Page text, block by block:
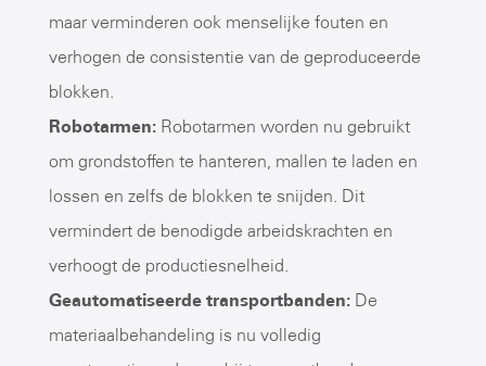
maar verminderen ook menselijke fouten en
verhogen de consistentie van de geproduceerde
blokken.
Robotarmen: Robotarmen worden nu gebruikt
om grondstoffen te hanteren, mallen te laden en
lossen en zelfs de blokken te snijden. Dit
vermindert de benodigde arbeidskrachten en
verhoogt de productiesnelheid.
Geautomatiseerde transportbanden: De
materiaalbehandeling is nu volledig